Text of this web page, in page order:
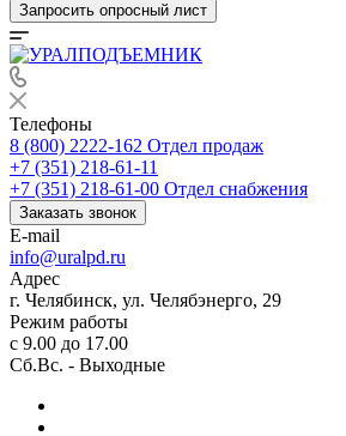
Запросить опросный лист
Телефоны
8 (800) 2222-162 Отдел продаж
+7 (351) 218-61-11
+7 (351) 218-61-00 Отдел снабжения
Заказать звонок
E-mail
info@uralpd.ru
Адрес
г. Челябинск, ул. Челябэнерго, 29
Режим работы
с 9.00 до 17.00
Сб.Вс. - Выходные